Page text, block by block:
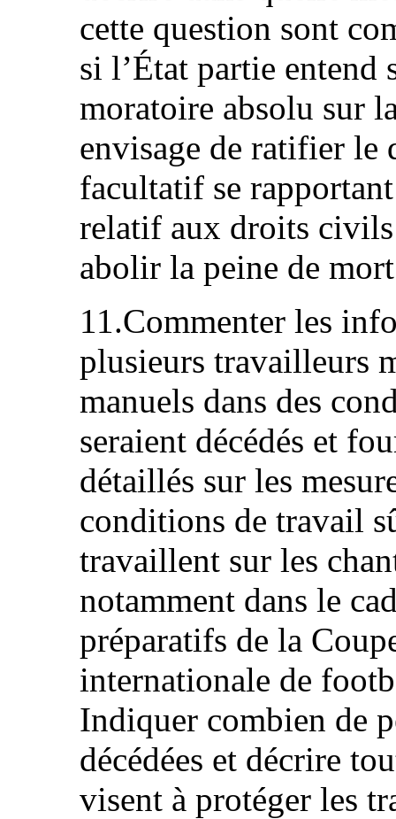
cette question sont
si l’État partie entend
moratoire absolu sur
envisage de ratifier le
facultatif se
relatif aux droits
abolir la peine de
11.Commenter les
plusieurs travailleurs
manuels dans des
seraient décédés et
détaillés sur les
conditions de travail
travaillent sur les
notamment dans le
préparatifs de la
internationale de
Indiquer combien de
décédées et décrire
visent à protéger les